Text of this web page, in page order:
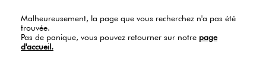
Malheureusement, la page que vous recherchez n'a pas été
trouvée.
Pas de panique, vous pouvez retourner sur notre page
d'accueil.